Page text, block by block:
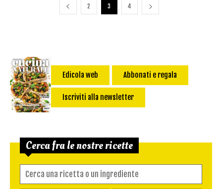
2 3 4
Edicola web Abbonati e regala
Iscriviti alla newsletter
Cerca fra le nostre ricette